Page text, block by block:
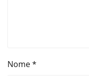
Nome*